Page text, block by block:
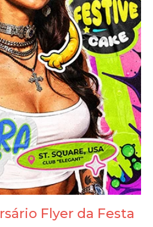
Flyer da Festa